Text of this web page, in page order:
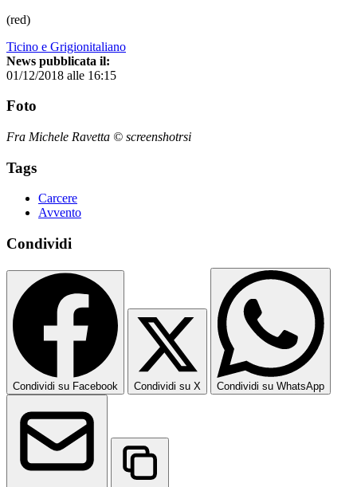
(red)
Ticino e Grigionitaliano
News pubblicata il:
01/12/2018 alle 16:15
Foto
Fra Michele Ravetta © screenshotrsi
Tags
Carcere
Avvento
Condividi
Condividi su Facebook Condividi su X Condividi su WhatsApp